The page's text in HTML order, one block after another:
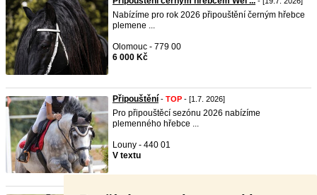
Nabízíme pro rok 2026 připouštění černým hřebce
plemene ...
Olomouc - 779 00
6 000 Kč
Připouštění - TOP - [1.7. 2026]
Pro připouštěcí sezónu 2026 nabízíme
plemenného hřebce ...
Louny - 440 01
V textu